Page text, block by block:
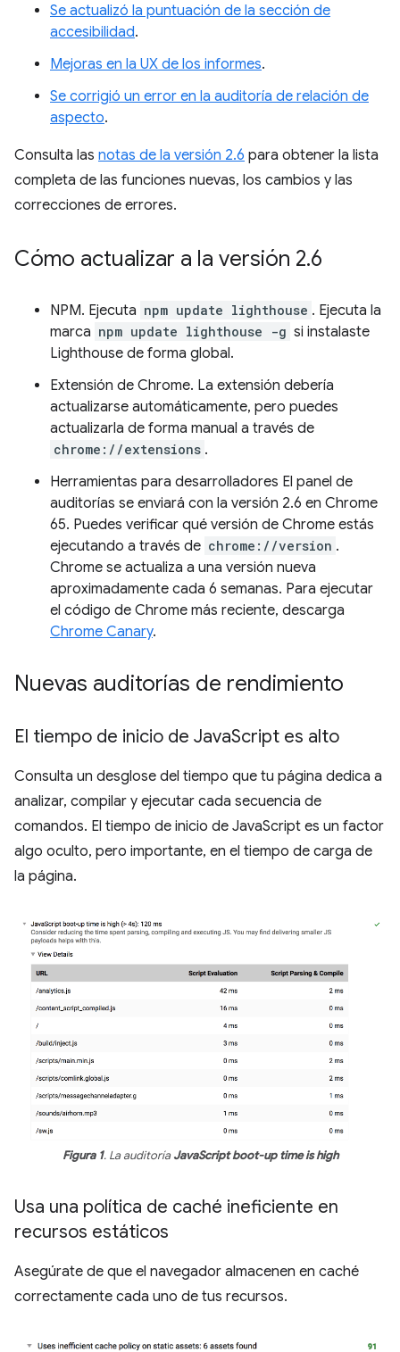
Se actualizó la puntuación de la sección de
accesibilidad.
Mejoras en la UX de los informes.
Se corrigió un error en la auditoría de relación de
aspecto.
Consulta las notas de la versión 2.6 para obtener la lista
completa de las funciones nuevas, los cambios y las
correcciones de errores.
Cómo actualizar a la versión 2.6
NPM. Ejecuta npm update lighthouse . Ejecuta la
marca npm update lighthouse -g si instalaste
Lighthouse de forma global.
Extensión de Chrome. La extensión debería
actualizarse automáticamente, pero puedes
actualizarla de forma manual a través de
chrome://extensions .
Herramientas para desarrolladores El panel de
auditorías se enviará con la versión 2.6 en Chrome
65. Puedes verificar qué versión de Chrome estás
ejecutando a través de chrome://version .
Chrome se actualiza a una versión nueva
aproximadamente cada 6 semanas. Para ejecutar
el código de Chrome más reciente, descarga
Chrome Canary.
Nuevas auditorías de rendimiento
El tiempo de inicio de JavaScript es alto
Consulta un desglose del tiempo que tu página dedica a
analizar, compilar y ejecutar cada secuencia de
comandos. El tiempo de inicio de JavaScript es un factor
algo oculto, pero importante, en el tiempo de carga de
la página.
Figura 1. La auditoríaJavaScript boot-up time is high
Usa una política de caché ineficiente en
recursos estáticos
Asegúrate de que el navegador almacenen en caché
correctamente cada uno de tus recursos.